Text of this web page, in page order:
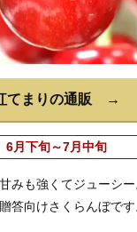
てまりの通販 →
6月下旬～7月中旬
みも強くてジューシ
答向けさくらんぼです